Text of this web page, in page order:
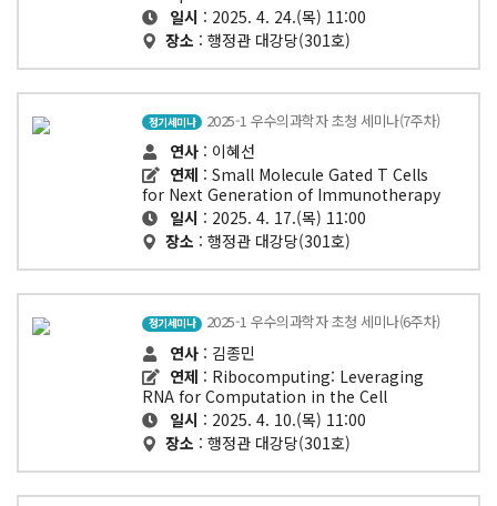
일시 : 2025. 4. 24.(목) 11:00
장소 : 행정관 대강당(301호)
정기세미나 2025-1 우수의과학자 초청 세미나(7주차)
연사 : 이혜선
연제 : Small Molecule Gated T Cells
for Next Generation of Immunotherapy
일시 : 2025. 4. 17.(목) 11:00
장소 : 행정관 대강당(301호)
정기세미나 2025-1 우수의과학자 초청 세미나(6주차)
연사 : 김종민
연제 : Ribocomputing: Leveraging
RNA for Computation in the Cell
일시 : 2025. 4. 10.(목) 11:00
장소 : 행정관 대강당(301호)